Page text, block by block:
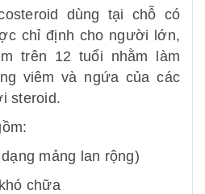
dùng tại chỗ có
chỉ định cho người lớn,
trên 12 tuổi nhằm làm
viêm và ngứa của các
steroid.
mảng lan rộng)
chữa